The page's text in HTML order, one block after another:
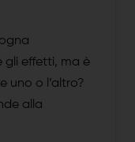
gli effetti, ma è
uno o l’altro?
alla